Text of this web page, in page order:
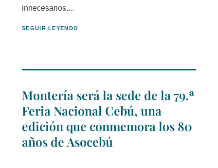
innecesarios....
SEGUIR LEYENDO
Montería será la sede de la 79.ª
Feria Nacional Cebú, una
edición que conmemora los 80
años de Asocebú